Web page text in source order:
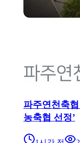
파주연천축
농축협 선정’